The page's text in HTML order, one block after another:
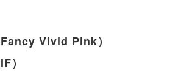
Vivid Pink）
）